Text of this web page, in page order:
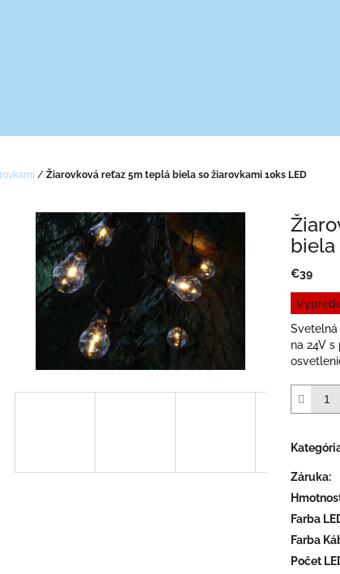
/ Žiarovková reťaz 5m teplá biela so žiarovkami 10ks LED
biela
€39
cena:
Svetelná
na 24V
Záruka:
Farba
Farba
Počet